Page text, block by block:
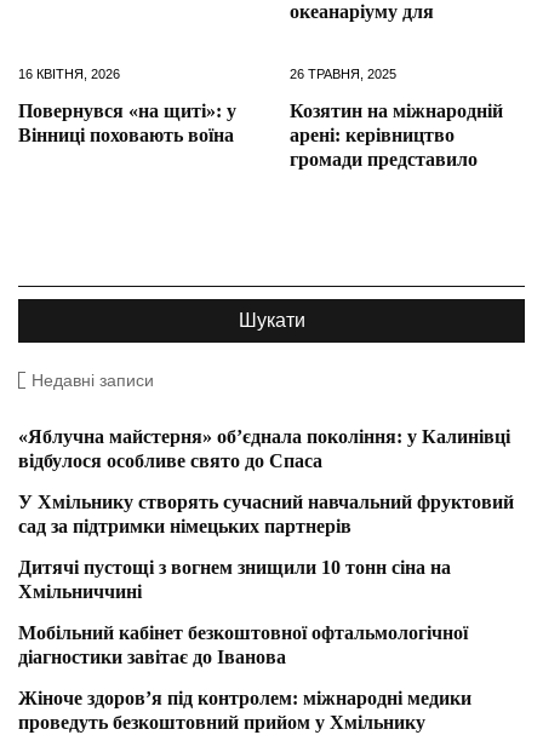
океанаріуму для
16 КВІТНЯ, 2026
Повернувся «на щиті»: у
Вінниці поховають воїна
26 ТРАВНЯ, 2025
Козятин на міжнародній
арені: керівництво
громади представило
Недавні записи
«Яблучна майстерня» об’єднала покоління: у Калинівці
відбулося особливе свято до Спаса
У Хмільнику створять сучасний навчальний фруктовий
сад за підтримки німецьких партнерів
Дитячі пустощі з вогнем знищили 10 тонн сіна на
Хмільниччині
Мобільний кабінет безкоштовної офтальмологічної
діагностики завітає до Іванова
Жіноче здоров’я під контролем: міжнародні медики
проведуть безкоштовний прийом у Хмільнику